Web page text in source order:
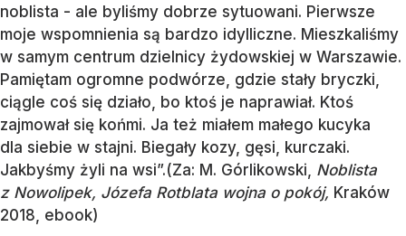
noblista - ale byliśmy dobrze sytuowani. Pierwsze
moje wspomnienia są bardzo idylliczne. Mieszkaliśmy
w samym centrum dzielnicy żydowskiej w Warszawie.
Pamiętam ogromne podwórze, gdzie stały bryczki,
ciągle coś się działo, bo ktoś je naprawiał. Ktoś
zajmował się końmi. Ja też miałem małego kucyka
dla siebie w stajni. Biegały kozy, gęsi, kurczaki.
Jakbyśmy żyli na wsi”.(Za: M. Górlikowski, Noblista
z Nowolipek, Józefa Rotblata wojna o pokój, Kraków
2018, ebook)